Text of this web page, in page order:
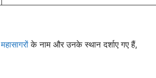
महासागरों के नाम और उनके स्थान दर्शाए गए हैं,